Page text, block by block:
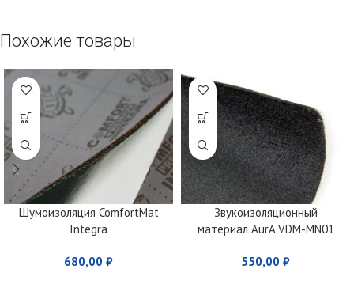
Похожие товары
Шумоизоляция ComfortMat
Integra
680,00 ₽
Звукоизоляционный
материал AurA VDM-MN01
550,00 ₽